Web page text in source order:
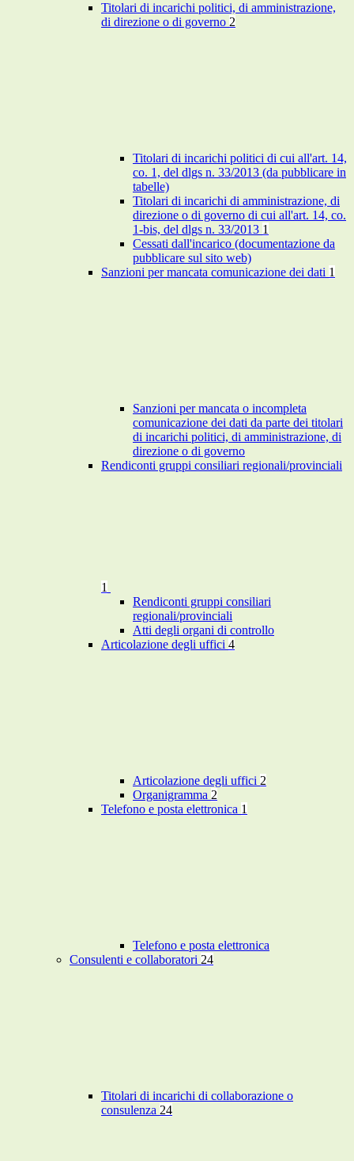
Titolari di incarichi politici, di amministrazione,
di direzione o di governo 2
Titolari di incarichi politici di cui all'art. 14,
co. 1, del dlgs n. 33/2013 (da pubblicare in
tabelle)
Titolari di incarichi di amministrazione, di
direzione o di governo di cui all'art. 14, co.
1-bis, del dlgs n. 33/2013 1
Cessati dall'incarico (documentazione da
pubblicare sul sito web)
Sanzioni per mancata comunicazione dei dati 1
Sanzioni per mancata o incompleta
comunicazione dei dati da parte dei titolari
di incarichi politici, di amministrazione, di
direzione o di governo
Rendiconti gruppi consiliari regionali/provinciali
1
Rendiconti gruppi consiliari
regionali/provinciali
Atti degli organi di controllo
Articolazione degli uffici 4
Articolazione degli uffici 2
Organigramma 2
Telefono e posta elettronica 1
Telefono e posta elettronica
Consulenti e collaboratori 24
Titolari di incarichi di collaborazione o
consulenza 24